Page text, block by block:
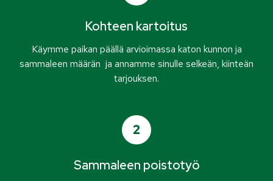
Kohteen kartoitus
Käymme paikan päällä arvioimassa katon kunnon ja
sammaleen määrän ja annamme sinulle selkeän, kiinteän
tarjouksen.
2
Sammaleen poistotyö